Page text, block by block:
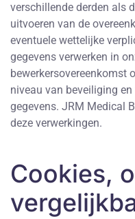
verschillende derden als
uitvoeren van de
eventuele wettelijke
gegevens verwerken in
bewerkersovereenkomst
niveau van beveiliging
gegevens. JRM Medical
deze verwerkingen.
Cookies,